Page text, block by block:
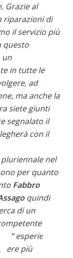
Grazie al
riparazioni di
il servizio più
questo
un
in tutte le
ad
ma anche la
siete giunti
segnalato il
con il
nel
per quanto
Fabbro
quindi
di un
esperienza
più